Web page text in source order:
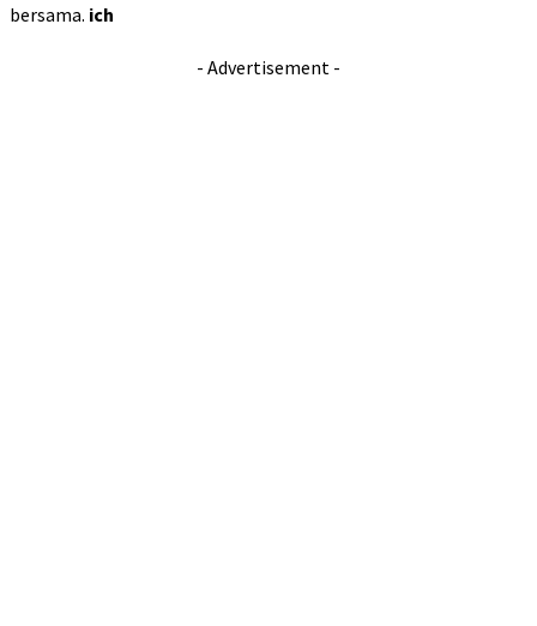
bersama. ich
- Advertisement -